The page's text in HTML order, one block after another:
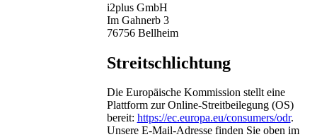
i2plus GmbH
Im Gahnerb 3
76756 Bellheim
Streitschlichtung
Die Europäische Kommission stellt eine
Plattform zur Online-Streitbeilegung (OS)
bereit: https://ec.europa.eu/consumers/odr.
Unsere E-Mail-Adresse finden Sie oben im